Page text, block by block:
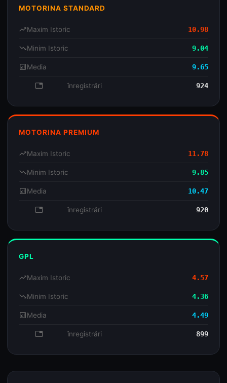
MOTORINA STANDARD
trending_upMaxim Istoric 10.98
trending_downMinim Istoric 9.04
analyticsMedia 9.65
database înregistrări 924
MOTORINA PREMIUM
trending_upMaxim Istoric 11.78
trending_downMinim Istoric 9.85
analyticsMedia 10.47
database înregistrări 920
GPL
trending_upMaxim Istoric 4.57
trending_downMinim Istoric 4.36
analyticsMedia 4.49
database înregistrări 899